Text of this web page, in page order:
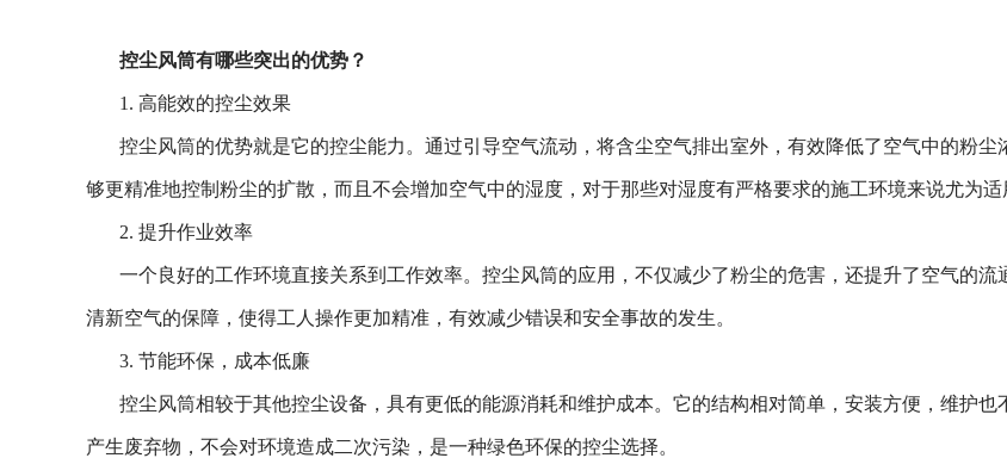
控尘风筒有哪些突出的优势？
1. 高能效的控尘效果
控尘风筒的优势就是它的控尘能力。通过引导空气流动，将含尘空气排出室外，有效降低了空气中的粉
够更精准地控制粉尘的扩散，而且不会增加空气中的湿度，对于那些对湿度有严格要求的施工环境来说尤为适
2. 提升作业效率
一个良好的工作环境直接关系到工作效率。控尘风筒的应用，不仅减少了粉尘的危害，还提升了空气的
清新空气的保障，使得工人操作更加精准，有效减少错误和安全事故的发生。
3. 节能环保，成本低廉
控尘风筒相较于其他控尘设备，具有更低的能源消耗和维护成本。它的结构相对简单，安装方便，维护
产生废弃物，不会对环境造成二次污染，是一种绿色环保的控尘选择。